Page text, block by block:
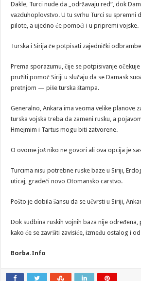
Dakle, Turci nude da „održavaju red“, dok
vazduhoplovstvo. U tu svrhu Turci su spremni
pilote, a ujedno će pomoći i u pripremi vojske.
Turska i Sirija će potpisati zajednički
Prema sporazumu, čije se potpisivanje
pružiti pomoć Siriji u slučaju da se Damask
pretnjom — piše turska štampa.
Generalno, Ankara ima veoma velike planove
turska vojska treba da zameni rusku, a
Hmejmim i Tartus mogu biti zatvorene.
O ovome još niko ne govori ali ova opcija je
Turcima nisu potrebne ruske baze u Siriji,
uticaj, gradeći novo Otomansko carstvo.
Pošto je dobila šansu da se učvrsti u Siriji,
Dok sudbina ruskih vojnih baza nije određena,
kako će se završiti zavisiće, između ostalog i
Borba.Info